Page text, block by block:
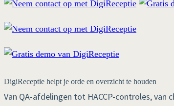
DigiReceptie helpt je orde en overzicht te houden
Van QA-afdelingen tot HACCP-controles,